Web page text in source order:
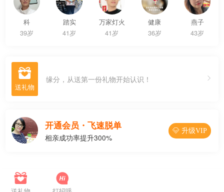
科
39岁
踏实
41岁
万家灯火
41岁
健康
36岁
燕子
43岁
 缘分，从送第一份礼物开始认识！
开通会员・飞速脱单
相亲成功率提升300%
 升级VIP
 